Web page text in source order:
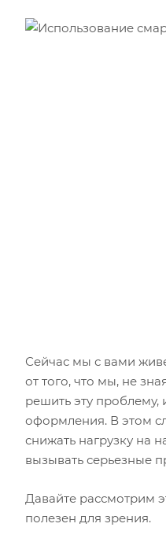
Сейчас мы с вами
от того, что мы, не
решить эту
оформления. В этом
снижать нагрузку на
вызывать серьезные
Давайте рассмотрим
полезен для зрения.